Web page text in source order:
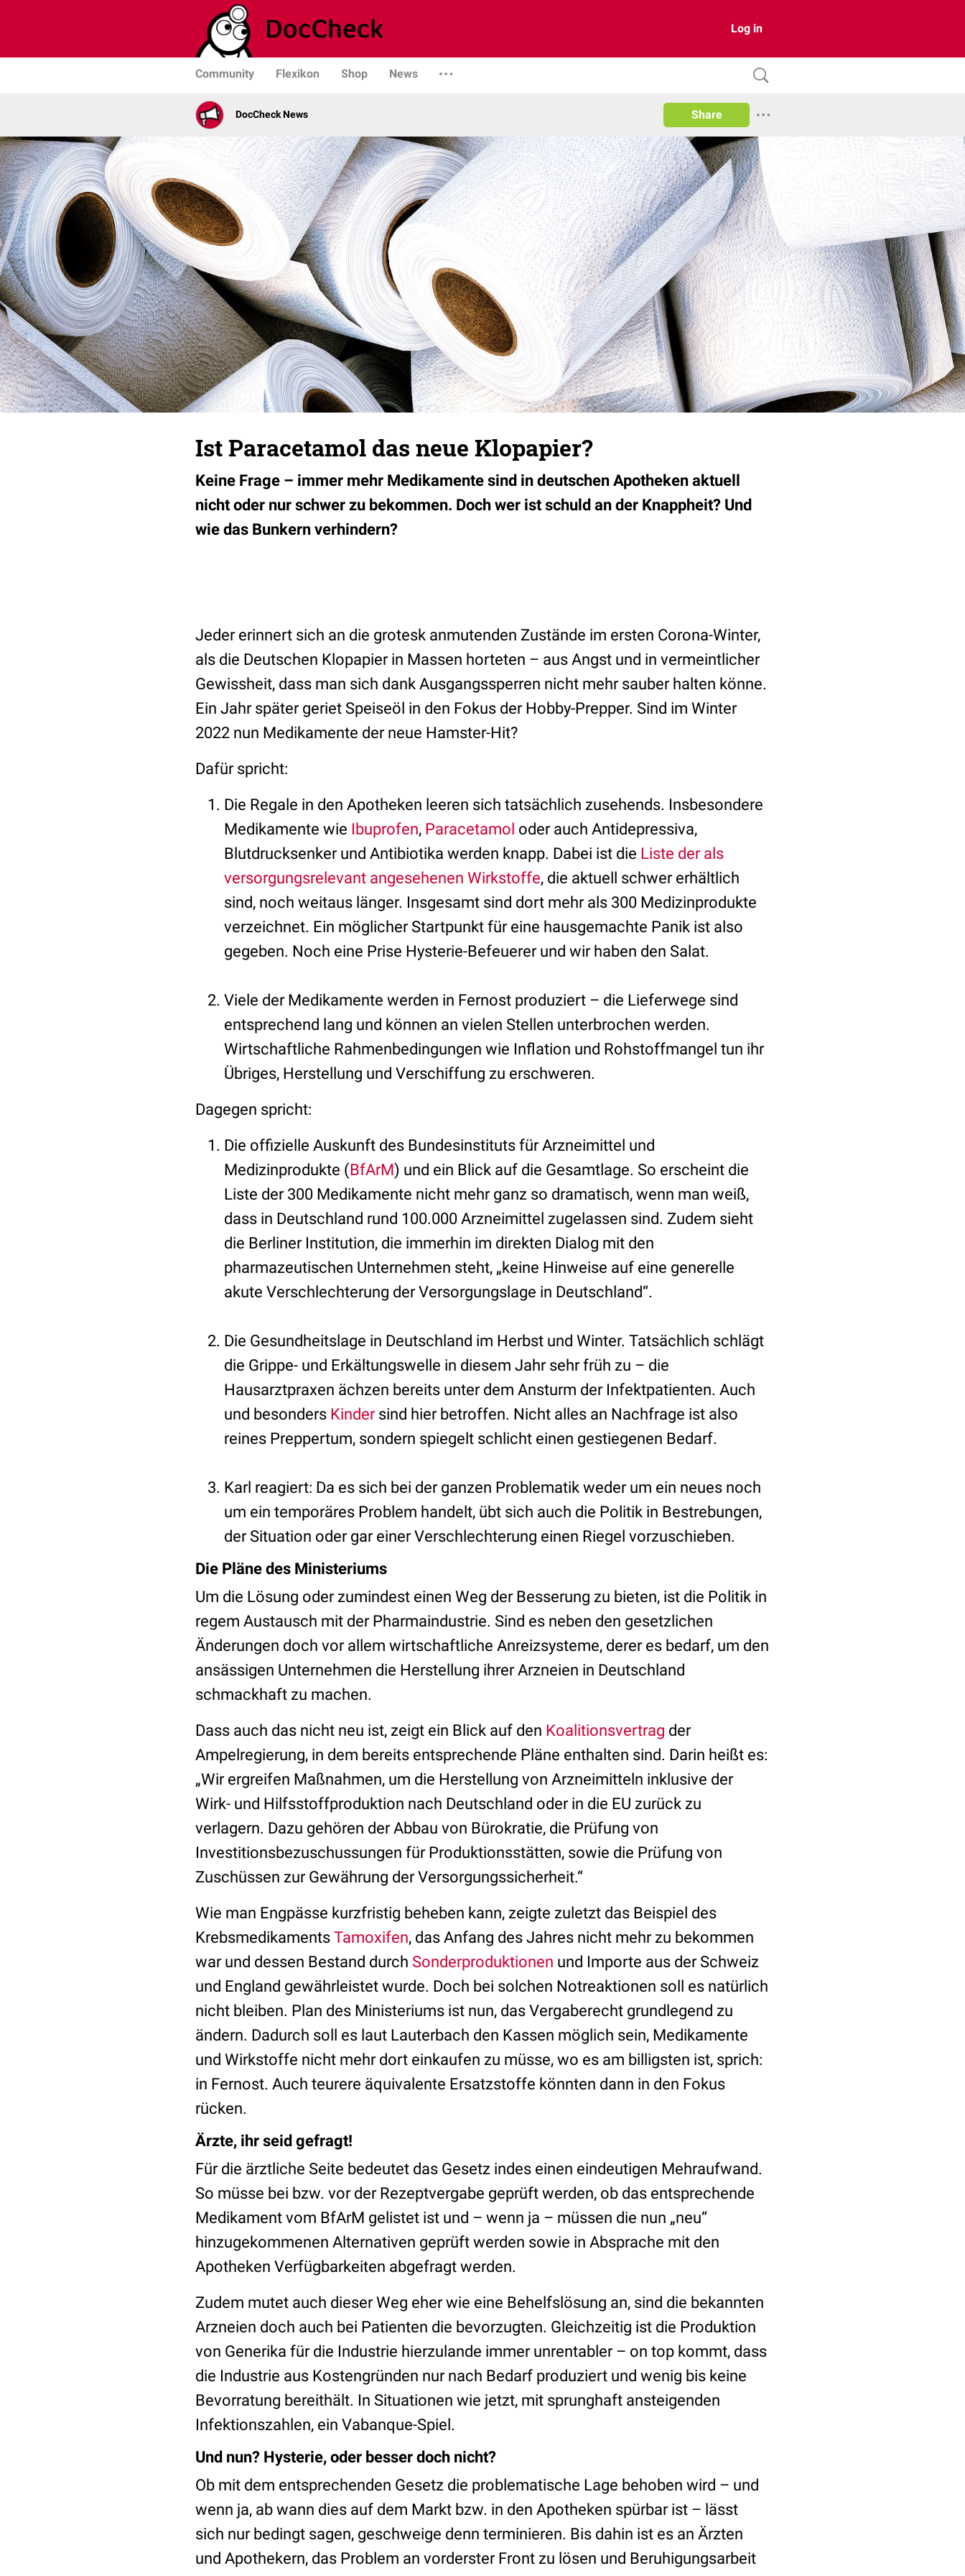
Log in
Community Flexikon Shop News
DocCheck News Share
Ist Paracetamol das neue Klopapier?
Keine Frage – immer mehr Medikamente sind in deutschen Apotheken aktuell
nicht oder nur schwer zu bekommen. Doch wer ist schuld an der Knappheit? Und
wie das Bunkern verhindern?
Jeder erinnert sich an die grotesk anmutenden Zustände im ersten Corona-Winter,
als die Deutschen Klopapier in Massen horteten – aus Angst und in vermeintlicher
Gewissheit, dass man sich dank Ausgangssperren nicht mehr sauber halten könne.
Ein Jahr später geriet Speiseöl in den Fokus der Hobby-Prepper. Sind im Winter
2022 nun Medikamente der neue Hamster-Hit?
Dafür spricht:
Die Regale in den Apotheken leeren sich tatsächlich zusehends. Insbesondere
Medikamente wie Ibuprofen, Paracetamol oder auch Antidepressiva,
Blutdrucksenker und Antibiotika werden knapp. Dabei ist die Liste der als
versorgungsrelevant angesehenen Wirkstoffe, die aktuell schwer erhältlich
sind, noch weitaus länger. Insgesamt sind dort mehr als 300 Medizinprodukte
verzeichnet. Ein möglicher Startpunkt für eine hausgemachte Panik ist also
gegeben. Noch eine Prise Hysterie-Befeuerer und wir haben den Salat.
Viele der Medikamente werden in Fernost produziert – die Lieferwege sind
entsprechend lang und können an vielen Stellen unterbrochen werden.
Wirtschaftliche Rahmenbedingungen wie Inflation und Rohstoffmangel tun ihr
Übriges, Herstellung und Verschiffung zu erschweren.
Dagegen spricht:
Die offizielle Auskunft des Bundesinstituts für Arzneimittel und
Medizinprodukte (BfArM) und ein Blick auf die Gesamtlage. So erscheint die
Liste der 300 Medikamente nicht mehr ganz so dramatisch, wenn man weiß,
dass in Deutschland rund 100.000 Arzneimittel zugelassen sind. Zudem sieht
die Berliner Institution, die immerhin im direkten Dialog mit den
pharmazeutischen Unternehmen steht, „keine Hinweise auf eine generelle
akute Verschlechterung der Versorgungslage in Deutschland“.
Die Gesundheitslage in Deutschland im Herbst und Winter. Tatsächlich schlägt
die Grippe- und Erkältungswelle in diesem Jahr sehr früh zu – die
Hausarztpraxen ächzen bereits unter dem Ansturm der Infektpatienten. Auch
und besonders Kindersind hier betroffen. Nicht alles an Nachfrage ist also
reines Preppertum, sondern spiegelt schlicht einen gestiegenen Bedarf.
Karl reagiert: Da es sich bei der ganzen Problematik weder um ein neues noch
um ein temporäres Problem handelt, übt sich auch die Politik in Bestrebungen,
der Situation oder gar einer Verschlechterung einen Riegel vorzuschieben.
Die Pläne des Ministeriums
Um die Lösung oder zumindest einen Weg der Besserung zu bieten, ist die Politik in
regem Austausch mit der Pharmaindustrie. Sind es neben den gesetzlichen
Änderungen doch vor allem wirtschaftliche Anreizsysteme, derer es bedarf, um den
ansässigen Unternehmen die Herstellung ihrer Arzneien in Deutschland
schmackhaft zu machen.
Dass auch das nicht neu ist, zeigt ein Blick auf den Koalitionsvertrag der
Ampelregierung, in dem bereits entsprechende Pläne enthalten sind. Darin heißt es:
„Wir ergreifen Maßnahmen, um die Herstellung von Arzneimitteln inklusive der
Wirk- und Hilfsstoffproduktion nach Deutschland oder in die EU zurück zu
verlagern. Dazu gehören der Abbau von Bürokratie, die Prüfung von
Investitionsbezuschussungen für Produktionsstätten, sowie die Prüfung von
Zuschüssen zur Gewährung der Versorgungssicherheit.“
Wie man Engpässe kurzfristig beheben kann, zeigte zuletzt das Beispiel des
Krebsmedikaments Tamoxifen, das Anfang des Jahres nicht mehr zu bekommen
war und dessen Bestand durch Sonderproduktionen und Importe aus der Schweiz
und England gewährleistet wurde. Doch bei solchen Notreaktionen soll es natürlich
nicht bleiben. Plan des Ministeriums ist nun, das Vergaberecht grundlegend zu
ändern. Dadurch soll es laut Lauterbach den Kassen möglich sein, Medikamente
und Wirkstoffe nicht mehr dort einkaufen zu müsse, wo es am billigsten ist, sprich:
in Fernost. Auch teurere äquivalente Ersatzstoffe könnten dann in den Fokus
rücken.
Ärzte, ihr seid gefragt!
Für die ärztliche Seite bedeutet das Gesetz indes einen eindeutigen Mehraufwand.
So müsse bei bzw. vor der Rezeptvergabe geprüft werden, ob das entsprechende
Medikament vom BfArM gelistet ist und – wenn ja – müssen die nun „neu“
hinzugekommenen Alternativen geprüft werden sowie in Absprache mit den
Apotheken Verfügbarkeiten abgefragt werden.
Zudem mutet auch dieser Weg eher wie eine Behelfslösung an, sind die bekannten
Arzneien doch auch bei Patienten die bevorzugten. Gleichzeitig ist die Produktion
von Generika für die Industrie hierzulande immer unrentabler – on top kommt, dass
die Industrie aus Kostengründen nur nach Bedarf produziert und wenig bis keine
Bevorratung bereithält. In Situationen wie jetzt, mit sprunghaft ansteigenden
Infektionszahlen, ein Vabanque-Spiel.
Und nun? Hysterie, oder besser doch nicht?
Ob mit dem entsprechenden Gesetz die problematische Lage behoben wird – und
wenn ja, ab wann dies auf dem Markt bzw. in den Apotheken spürbar ist – lässt
sich nur bedingt sagen, geschweige denn terminieren. Bis dahin ist es an Ärzten
und Apothekern, das Problem an vorderster Front zu lösen und Beruhigungsarbeit